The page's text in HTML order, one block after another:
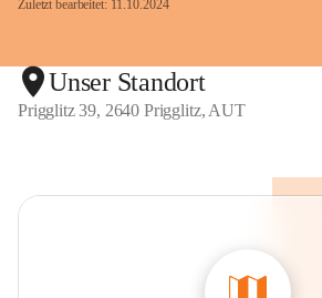
Zuletzt bearbeitet: 11.10.2024
Unser Standort
Prigglitz 39, 2640 Prigglitz, AUT